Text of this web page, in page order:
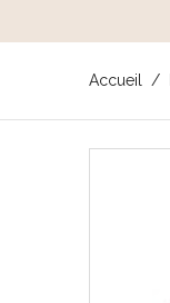
Accueil